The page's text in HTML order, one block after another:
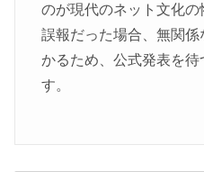
のが現代のネット文化
誤報だった場合、無関
かるため、公式発表を待
す。